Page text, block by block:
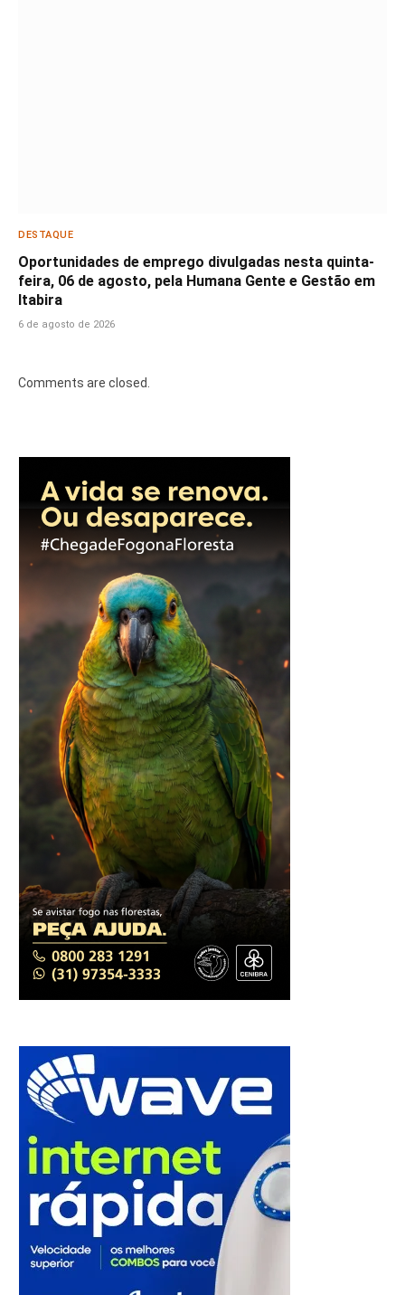
DESTAQUE
Oportunidades de emprego divulgadas nesta quinta-
feira, 06 de agosto, pela Humana Gente e Gestão em
Itabira
6 de agosto de 2026
Comments are closed.